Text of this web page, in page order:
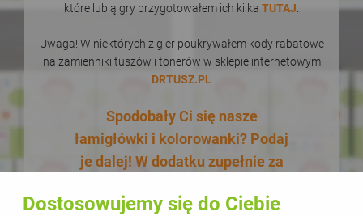
Dostosowujemy się do Ciebie
które lubią gry przygotowałem ich kilka TUTAJ
Uwaga! W niektórych z gier poukrywałem kody rabatowe
na zamienniki tuszów i tonerów w sklepie internetowym
DRTUSZ.PL
Spodobały Ci się nasze
łamigłówki i kolorowanki? Podaj
je dalej! W dodatku zupełnie za
materiałów w celach